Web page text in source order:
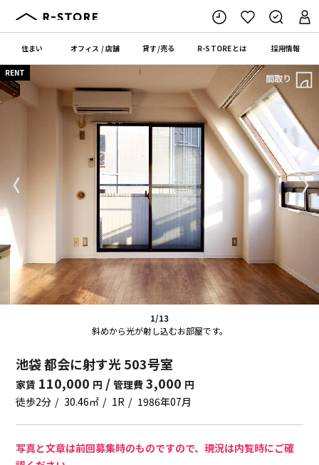
住まい オフィス /店舗 貸す/売る R-STOREとは 採用情報
1/13
斜めから光が射し込むお部屋です。
〈 〉
RENT 間取り
池袋 都会に射す光 503号室
家賃 110,000 円 /管理費 3,000 円
徒歩2分
30.46㎡ 1R 1986年07月
写真と文章は前回募集時のものですので、現況は内覧時にご確